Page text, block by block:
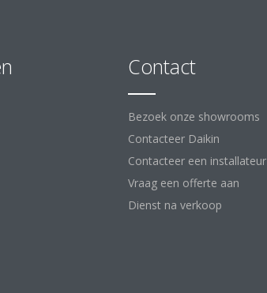
Contact
Bezoek onze showrooms
Contacteer Daikin
Contacteer een installateur
Vraag een offerte aan
Dienst na verkoop